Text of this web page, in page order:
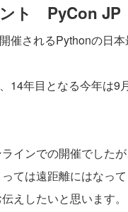
ント PyCon JP
されるPythonの日本
14年目となる今年は9
インでの開催でした
ては遠距離にはなっ
えしたいと思います。